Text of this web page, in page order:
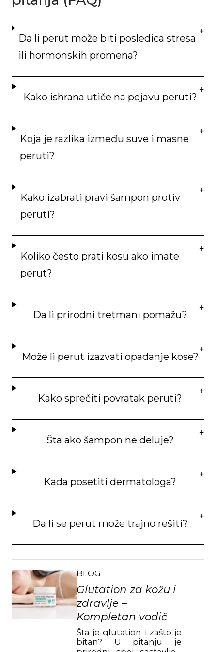
Da li perut može biti posledica stresa
ili hormonskih promena?
Kako ishrana utiče na pojavu peruti?
Koja je razlika između suve i masne
peruti?
Kako izabrati pravi šampon protiv
peruti?
Koliko često prati kosu ako imate
perut?
Da li prirodni tretmani pomažu?
Može li perut izazvati opadanje kose?
Kako sprečiti povratak peruti?
Šta ako šampon ne deluje?
Kada posetiti dermatologa?
Da li se perut može trajno rešiti?
BLOG
Glutation za kožu i
zdravlje –
Kompletan vodič
Šta je glutation i zašto je
bitan? U pitanju je